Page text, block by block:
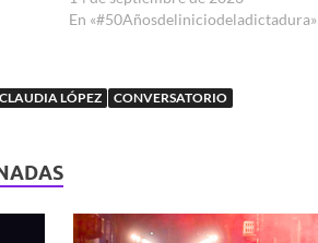
En «#50Añosdeliniciodeladictadura»
CLAUDIA LÓPEZ CONVERSATORIO